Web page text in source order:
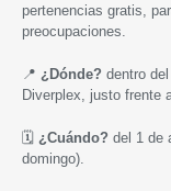
pertenencias gratis,
preocupaciones.
📍 ¿Dónde? dentro
Diverplex, justo frente
🗓 ¿Cuándo? del 1 de
domingo).